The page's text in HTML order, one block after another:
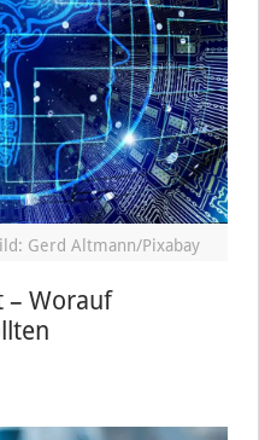
Gerd Altmann/Pixabay
– Worauf